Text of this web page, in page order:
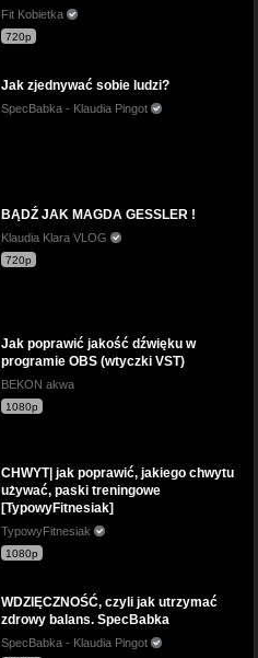
Fit Kobietka
720p
Jak zjednywać sobie ludzi?
SpecBabka - Klaudia Pingot
BĄDŹ JAK MAGDA GESSLER !
Klaudia Klara VLOG
720p
Jak poprawić jakość dźwięku w
programie OBS (wtyczki VST)
BEKON akwa
1080p
CHWYT| jak poprawić, jakiego chwytu
używać, paski treningowe
[TypowyFitnesiak]
TypowyFitnesiak
1080p
WDZIĘCZNOŚĆ, czyli jak utrzymać
zdrowy balans. SpecBabka
SpecBabka - Klaudia Pingot